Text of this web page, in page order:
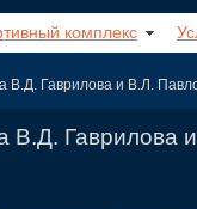
комплекс
В.Д. Гаврилова и В.Л.
В.Д. Гаврилова